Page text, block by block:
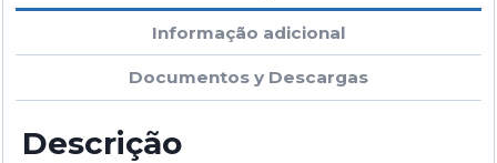
Informação adicional
Documentos y Descargas
Descrição